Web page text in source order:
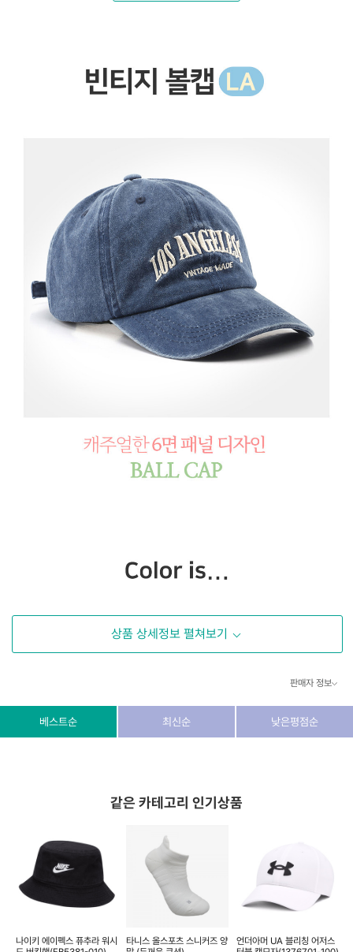
상품 상세정보 펼쳐보기
판매자 정보
상호/대표자 (주) 동이커머스
소재지 경기도 고양시 덕양구 꽃마을로64, 1235호
베스트순 최신순 낮은평점순
같은 카테고리 인기상품
나이키 에이펙스 퓨추라 워시
타니스 올스포츠 스니커즈 양
언더아머 UA 블리칭 어저스